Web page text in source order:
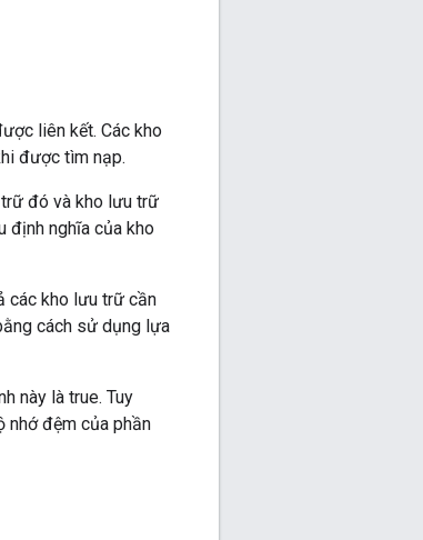
liên kết. Các kho
được tìm nạp.
đó và kho lưu trữ
định nghĩa của kho
các kho lưu trữ cần
cách sử dụng lựa
này là true. Tuy
nhớ đệm của phần